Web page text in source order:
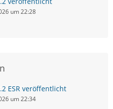
um 22:28
ESR veröffentlicht
um 22:34